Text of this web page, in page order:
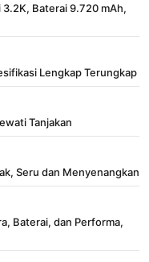
3.2K, Baterai 9.720 mAh,
Lengkap Terungkap
Tanjakan
Seru dan Menyenangkan
Baterai, dan Performa,